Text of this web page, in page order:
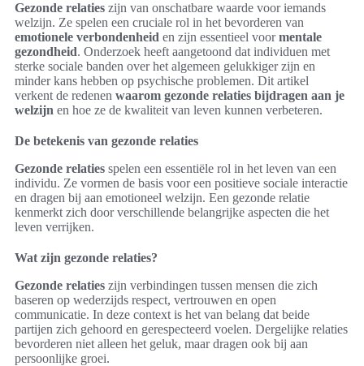
Gezonde relaties zijn van onschatbare waarde voor iemands
welzijn. Ze spelen een cruciale rol in het bevorderen van
emotionele verbondenheid en zijn essentieel voormentale
gezondheid. Onderzoek heeft aangetoond dat individuen met
sterke sociale banden over het algemeen gelukkiger zijn en
minder kans hebben op psychische problemen. Dit artikel
verkent de redenen waarom gezonde relaties bijdragen aan je
welzijn en hoe ze de kwaliteit van leven kunnen verbeteren.
De betekenis van gezonde relaties
Gezonde relaties spelen een essentiële rol in het leven van een
individu. Ze vormen de basis voor een positieve sociale interactie
en dragen bij aan emotioneel welzijn. Een gezonde relatie
kenmerkt zich door verschillende belangrijke aspecten die het
leven verrijken.
Wat zijn gezonde relaties?
Gezonde relaties zijn verbindingen tussen mensen die zich
baseren op wederzijds respect, vertrouwen en open
communicatie. In deze context is het van belang dat beide
partijen zich gehoord en gerespecteerd voelen. Dergelijke relaties
bevorderen niet alleen het geluk, maar dragen ook bij aan
persoonlijke groei.